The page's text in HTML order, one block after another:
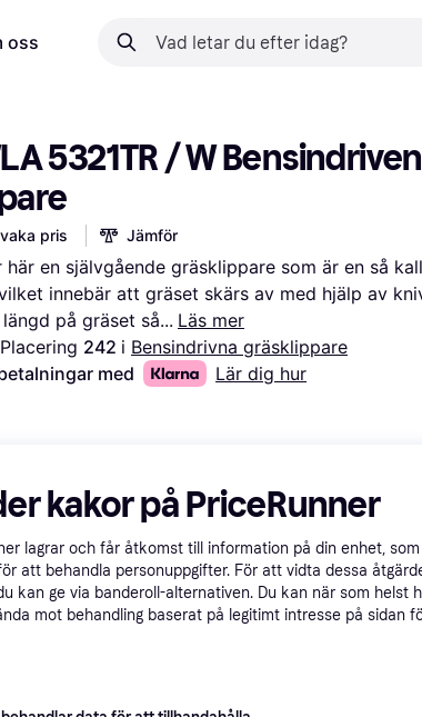
oss
5321TR / W Bensindriven
pris Jämför
här en självgående gräsklippare som är en så
innebär att gräset skärs av med hjälp av
på gräset så
Läs mer
Placering 242 i Bensindrivna gräsklippare
med
Lär dig hur
kakor på PriceRunner
lagrar och får åtkomst till information på din enhet,
att behandla personuppgifter. För att vidta dessa
kan ge via banderoll-alternativen. Du kan när som helst
mot behandling baserat på legitimt intresse på sidan